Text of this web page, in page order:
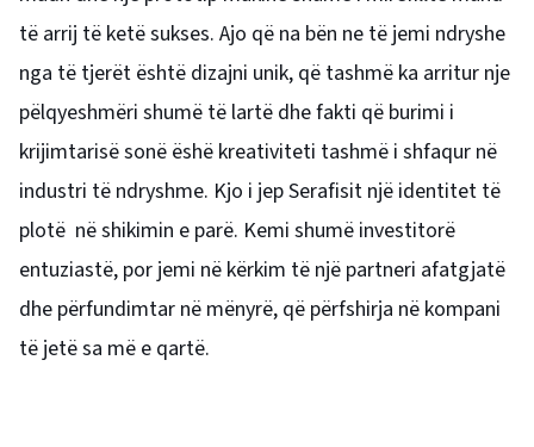
të arrij të ketë sukses. Ajo që na bën ne të jemi ndryshe
nga të tjerët është dizajni unik, që tashmë ka arritur nje
pëlqyeshmëri shumë të lartë dhe fakti që burimi i
krijimtarisë sonë ëshë kreativiteti tashmë i shfaqur në
industri të ndryshme. Kjo i jep Serafisit një identitet të
plotë në shikimin e parë. Kemi shumë investitorë
entuziastë, por jemi në kërkim të një partneri afatgjatë
dhe përfundimtar në mënyrë, që përfshirja në kompani
të jetë sa më e qartë.